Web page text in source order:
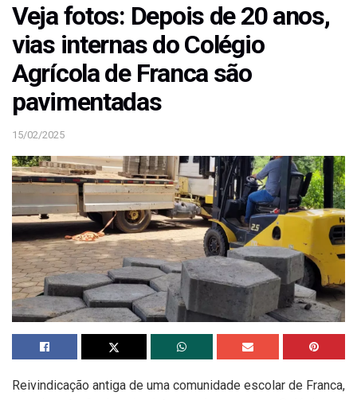
Veja fotos: Depois de 20 anos,
vias internas do Colégio
Agrícola de Franca são
pavimentadas
15/02/2025
Reivindicação antiga de uma comunidade escolar de Franca,